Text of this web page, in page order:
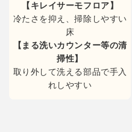
【キレイサーモフロア】
冷たさを抑え、掃除しやすい
床
【まる洗いカウンター等の清
掃性】
取り外して洗える部品で手入
れしやすい